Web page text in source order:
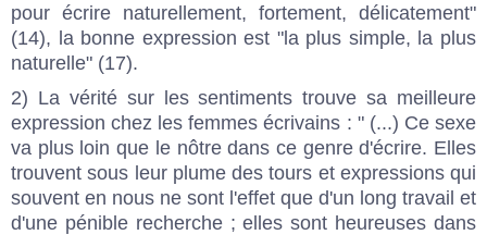
pour écrire naturellement, fortement, délicatement"
(14), la bonne expression est "la plus simple, la plus
naturelle" (17).
2) La vérité sur les sentiments trouve sa meilleure
expression chez les femmes écrivains : " (...) Ce sexe
va plus loin que le nôtre dans ce genre d'écrire. Elles
trouvent sous leur plume des tours et expressions qui
souvent en nous ne sont l'effet que d'un long travail et
d'une pénible recherche ; elles sont heureuses dans